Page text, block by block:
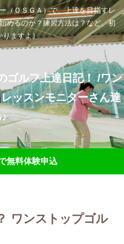
（ＯＳＧＡ）で、上達を目指すレ
めるのか？練習方法は？など、初
りますよ）
ゴルフ上達日記！ /ワン
ッスンモニターさん達
無料体験申込
ワンストップゴル